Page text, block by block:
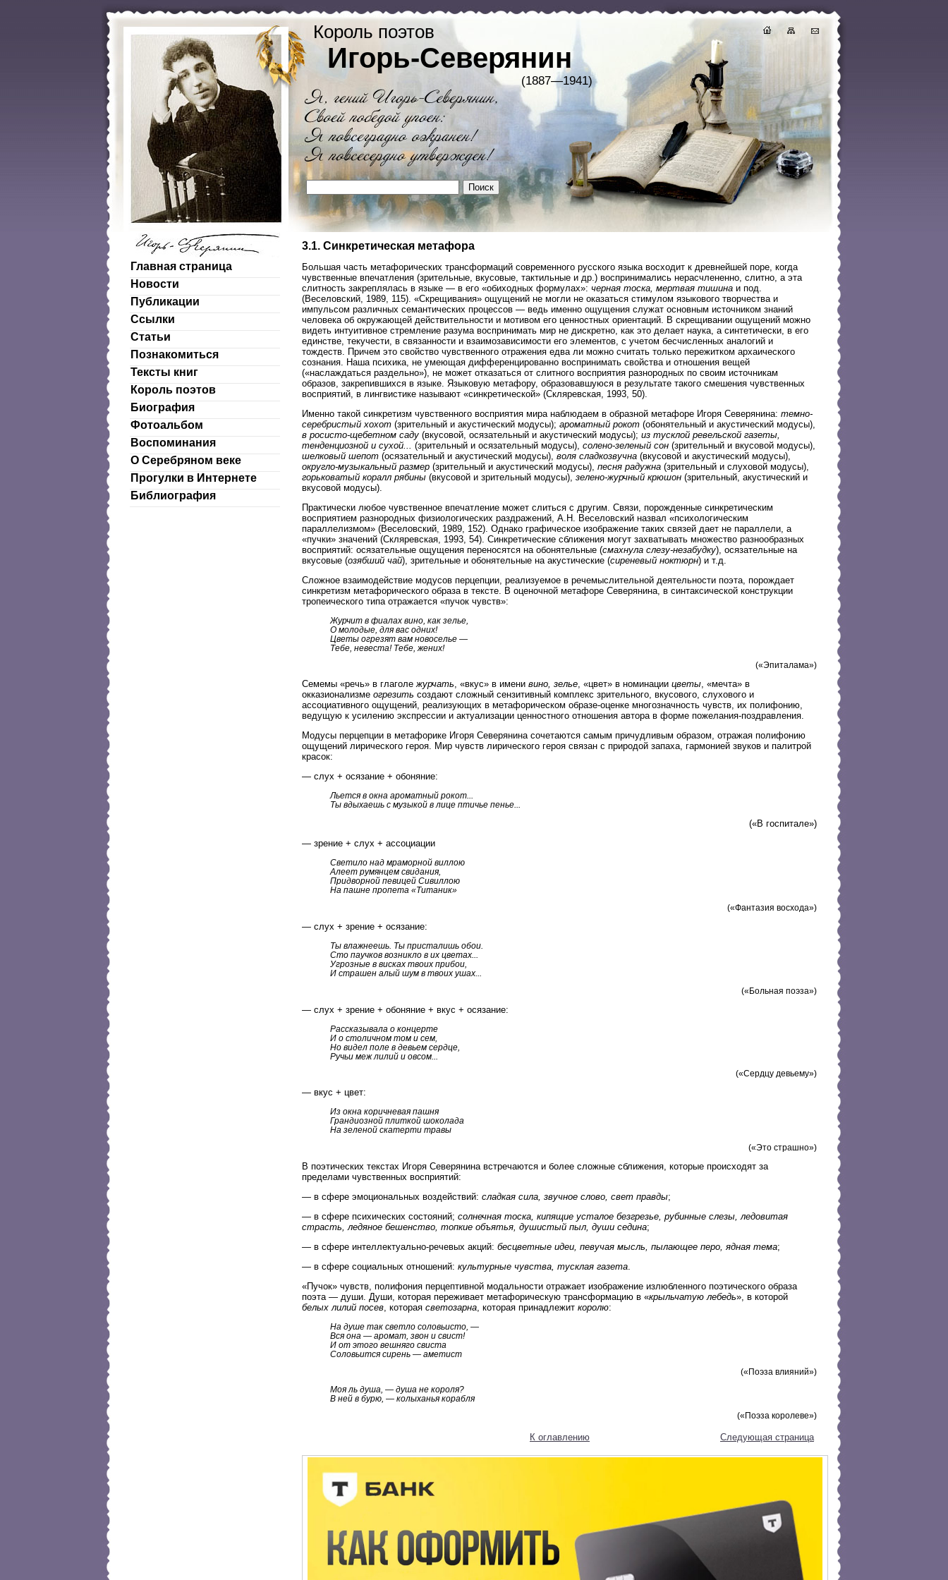
Король поэтов
Игорь-Северянин
(1887—1941)
Главная страница
Новости
Публикации
Ссылки
Статьи
Познакомиться
Тексты книг
Король поэтов
Биография
Фотоальбом
Воспоминания
О Серебряном веке
Прогулки в Интернете
Библиография
3.1. Синкретическая метафора
Большая часть метафорических трансформаций современного русского языка восходит к древнейшей поре, когда
чувственные впечатления (зрительные, вкусовые, тактильные и др.) воспринимались нерасчлененно, слитно, а эта
слитность закреплялась в языке — в его «обиходных формулах»: черная тоска, мертвая тишина и под.
(Веселовский, 1989, 115). «Скрещивания» ощущений не могли не оказаться стимулом языкового творчества и
импульсом различных семантических процессов — ведь именно ощущения служат основным источником знаний
человека об окружающей действительности и мотивом его ценностных ориентаций. В скрещивании ощущений можно
видеть интуитивное стремление разума воспринимать мир не дискретно, как это делает наука, а синтетически, в его
единстве, текучести, в связанности и взаимозависимости его элементов, с учетом бесчисленных аналогий и
тождеств. Причем это свойство чувственного отражения едва ли можно считать только пережитком архаического
сознания. Наша психика, не умеющая дифференцированно воспринимать свойства и отношения вещей
(«наслаждаться раздельно»), не может отказаться от слитного восприятия разнородных по своим источникам
образов, закрепившихся в языке. Языковую метафору, образовавшуюся в результате такого смешения чувственных
восприятий, в лингвистике называют «синкретической» (Скляревская, 1993, 50).
Именно такой синкретизм чувственного восприятия мира наблюдаем в образной метафоре Игоря Северянина: темно-
серебристый хохот (зрительный и акустический модусы); ароматный рокот (обонятельный и акустический модусы),
в росисто-щебетном саду (вкусовой, осязательный и акустический модусы); из тусклой ревельской газеты,
тенденциозной и сухой...
(зрительный и осязательный модусы), солено-зеленый сон (зрительный и вкусовой модусы),
шелковый шепот (осязательный и акустический модусы), воля сладкозвучна (вкусовой и акустический модусы),
округло-музыкальный размер (зрительный и акустический модусы), песня радужна (зрительный и слуховой модусы),
горьковатый коралл рябины (вкусовой и зрительный модусы), зелено-журчный крюшон (зрительный, акустический и
вкусовой модусы).
Практически любое чувственное впечатление может слиться с другим. Связи, порожденные синкретическим
восприятием разнородных физиологических раздражений, А.Н. Веселовский назвал «психологическим
параллелизмом» (Веселовский, 1989, 152). Однако графическое изображение таких связей дает не параллели, а
«пучки» значений (Скляревская, 1993, 54). Синкретические сближения могут захватывать множество разнообразных
восприятий: осязательные ощущения переносятся на обонятельные (смахнула слезу-незабудку), осязательные на
вкусовые (озябший чай), зрительные и обонятельные на акустические (сиреневый ноктюрн) и т.д.
Сложное взаимодействие модусов перцепции, реализуемое в речемыслительной деятельности поэта, порождает
синкретизм метафорического образа в тексте. В оценочной метафоре Северянина, в синтаксической конструкции
тропеического типа отражается «пучок чувств»:
Журчит в фиалах вино, как зелье,
О молодые, для вас одних!
Цветы огрезят вам новоселье —
Тебе, невеста! Тебе, жених!
(«Эпиталама»)
Семемы «речь» в глаголежурчать, «вкус» в имени вино, зелье, «цвет» в номинации цветы, «мечта» в
окказионализме огрезить создают сложный сензитивный комплекс зрительного, вкусового, слухового и
ассоциативного ощущений, реализующих в метафорическом образе-оценке многозначность чувств, их полифонию,
ведущую к усилению экспрессии и актуализации ценностного отношения автора в форме пожелания-поздравления.
Модусы перцепции в метафорике Игоря Северянина сочетаются самым причудливым образом, отражая полифонию
ощущений лирического героя. Мир чувств лирического героя связан с природой запаха, гармонией звуков и палитрой
красок:
— слух + осязание + обоняние:
Льется в окна ароматный рокот...
Ты вдыхаешь с музыкой в лице птичье пенье...
(«В госпитале»)
— зрение + слух + ассоциации
Светило над мраморной виллою
Алеет румянцем свидания,
Придворной певицей Сивиллою
На пашне пропета «Титаник»
(«Фантазия восхода»)
— слух + зрение + осязание:
Ты влажнеешь. Ты присталишь обои.
Сто паучков возникло в их цветах...
Угрозные в висках твоих прибои,
И страшен алый шум в твоих ушах...
(«Больная поэза»)
— слух + зрение + обоняние + вкус + осязание:
Рассказывала о концерте
И о столичном том и сем,
Но видел поле в девьем сердце,
Ручьи меж лилий и овсом...
(«Сердцу девьему»)
— вкус + цвет:
Из окна коричневая пашня
Грандиозной плиткой шоколада
На зеленой скатерти травы
(«Это страшно»)
В поэтических текстах Игоря Северянина встречаются и более сложные сближения, которые происходят за
пределами чувственных восприятий:
— в сфере эмоциональных воздействий: сладкая сила, звучное слово, свет правды;
— в сфере психических состояний; солнечная тоска, кипящие усталое безгрезье, рубинные слезы, ледовитая
страсть, ледяное бешенство, топкие объятья, душистый пыл, души седина;
— в сфере интеллектуально-речевых акций: бесцветные идеи, певучая мысль, пылающее перо, ядная тема;
— в сфере социальных отношений: культурные чувства, тусклая газета.
«Пучок» чувств, полифония перцептивной модальности отражает изображение излюбленного поэтического образа
поэта — души. Души, которая переживает метафорическую трансформацию в «крыльчатую лебедь», в которой
белых лилий посев, которая светозарна, которая принадлежит королю:
На душе так светло соловьисто, —
Вся она — аромат, звон и свист!
И от этого вешняго свиста
Соловьится сирень — аметист
(«Поэза влияний»)
Моя ль душа, — душа не короля?
В ней в бурю, — колыханья корабля
(«Поэза королеве»)
К оглавлению Следующая страница